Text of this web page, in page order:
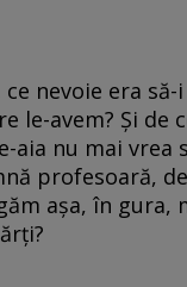
nevoie era
le-avem? Și de
nu mai vrea
profesoară,
așa, în gura,